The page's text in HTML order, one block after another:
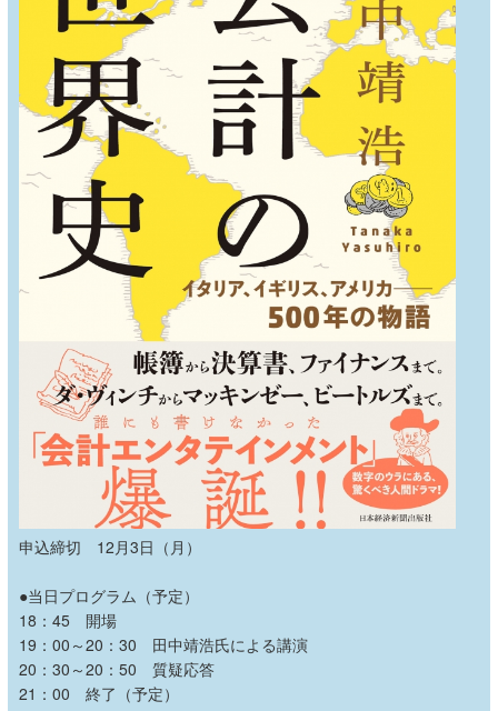
申込締切 12月3日（月）
●当日プログラム（予定）
18 ： 45 開場
19 ： 00 ～20 ： 30 田中靖浩氏による講演
20 ： 30 ～20 ： 50 質疑応答
21 ： 00 終了（予定）